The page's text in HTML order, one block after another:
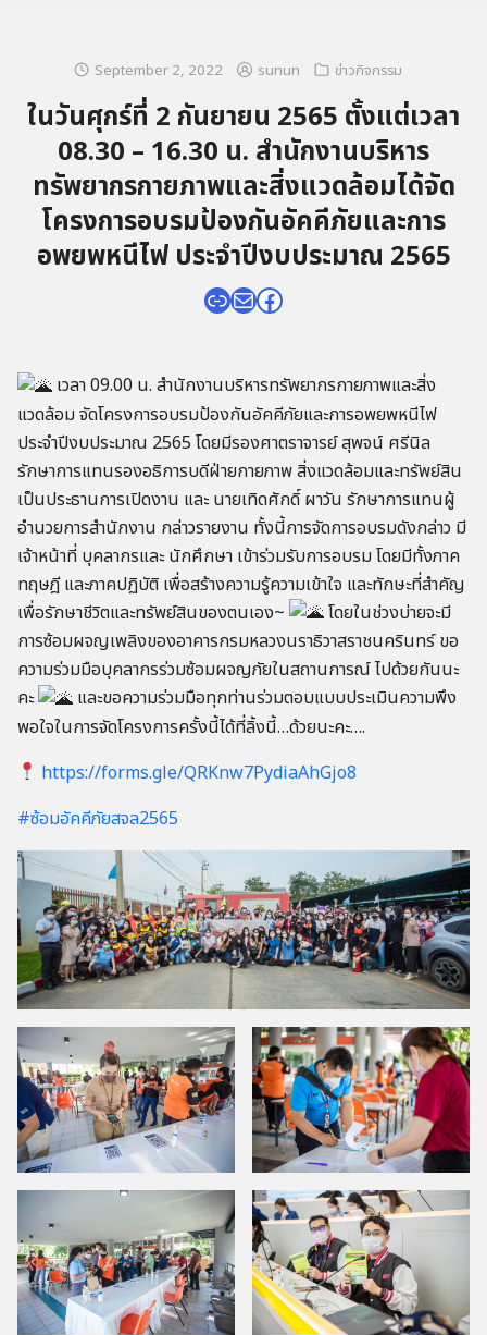
September 2, 2022 sunun ข่าวกิจกรรม
ในวันศุกร์ที่ 2 กันยายน 2565 ตั้งแต่เวลา
08.30 – 16.30 น. สำนักงานบริหาร
ทรัพยากรกายภาพและสิ่งแวดล้อมได้จัด
โครงการอบรมป้องกันอัคคีภัยและการ
อพยพหนีไฟ ประจำปีงบประมาณ 2565
เวลา 09.00 น. สำนักงานบริหารทรัพยากรกายภาพและสิ่ง
แวดล้อม จัดโครงการอบรมป้องกันอัคคีภัยและการอพยพหนีไฟ
ประจำปีงบประมาณ 2565 โดยมีรองศาตราจารย์ สุพจน์ ศรีนิล
รักษาการแทนรองอธิการบดีฝ่ายกายภาพ สิ่งแวดล้อมและทรัพย์สิน
เป็นประธานการเปิดงาน และ นายเทิดศักดิ์ ผาวัน รักษาการแทนผู้
อำนวยการสำนักงาน กล่าวรายงาน ทั้งนี้การจัดการอบรมดังกล่าว มี
เจ้าหน้าที่ บุคลากรและ นักศึกษา เข้าร่วมรับการอบรม โดยมีทั้งภาค
ทฤษฎี และภาคปฏิบัติ เพื่อสร้างความรู้ความเข้าใจ และทักษะที่สำคัญ
เพื่อรักษาชีวิตและทรัพย์สินของตนเอง~
โดยในช่วงบ่ายจะมี
การซ้อมผจญเพลิงของอาคารกรมหลวงนราธิวาสราชนครินทร์ ขอ
ความร่วมมือบุคลากรร่วมซ้อมผจญภัยในสถานการณ์ ไปด้วยกันนะ
คะ
และขอความร่วมมือทุกท่านร่วมตอบแบบประเมินความพึง
พอใจในการจัดโครงการครั้งนี้ได้ที่ลิ้งนี้…ด้วยนะคะ….
https://forms.gle/QRKnw7PydiaAhGjo8
#ซ้อมอัคคีภัยสจล2565